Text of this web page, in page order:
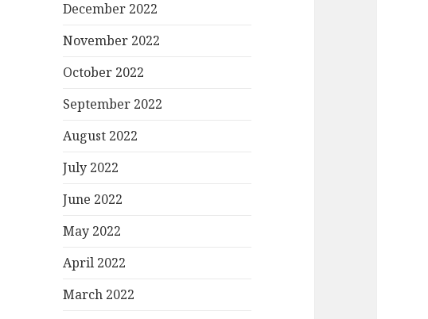
December 2022
November 2022
October 2022
September 2022
August 2022
July 2022
June 2022
May 2022
April 2022
March 2022